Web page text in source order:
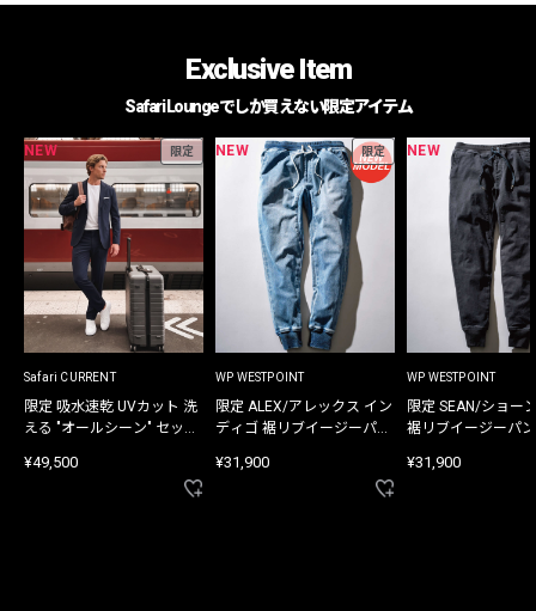
Exclusive Item
Safari Loungeでしか買えない限定アイテム
NEW 限定
Safari CURRENT
限定 吸水速乾 UVカット 洗
える "オールシーン" セット
¥49,500
NEW 限定
WP WESTPOINT
限定 ALEX/アレックス イン
ディゴ 裾リブイージーパン
¥31,900
NEW
WP WESTPOINT
限定 SEAN/ショー
裾リブイージーパ
¥31,900